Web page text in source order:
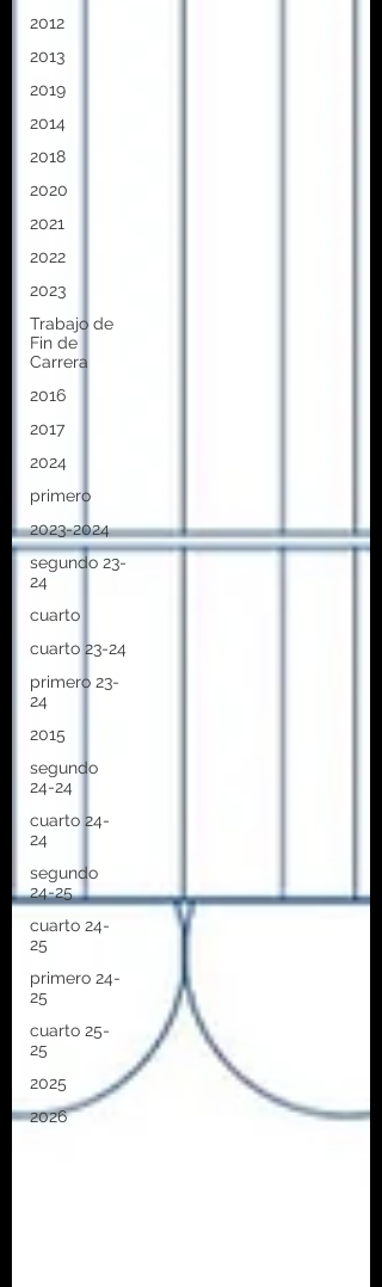
2012
2013
2019
2014
2018
2020
2021
2022
2023
Trabajo de
Fin de
Carrera
2016
2017
2024
primero
2023-2024
segundo 23-
24
cuarto
cuarto 23-24
primero 23-
24
2015
segundo
24-24
cuarto 24-
24
segundo
24-25
cuarto 24-
25
primero 24-
25
cuarto 25-
25
2025
2026